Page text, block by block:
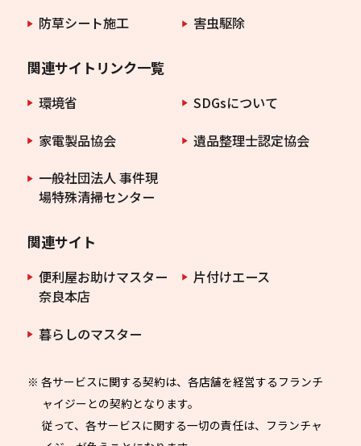
防草シート施工
害虫駆除
関連サイトリンク一覧
環境省
SDGsについて
家電製品協会
遺品整理士認定協会
一般社団法人 事件現
場特殊清掃センター
関連サイト
便利屋お助けマスター
奈良本店
片付けエース
暮らしのマスター
※ 各サービスに関する契約は、各店舗を経営するフランチ
ャイジーとの契約となります。
従って、各サービスに関する一切の責任は、フランチャ